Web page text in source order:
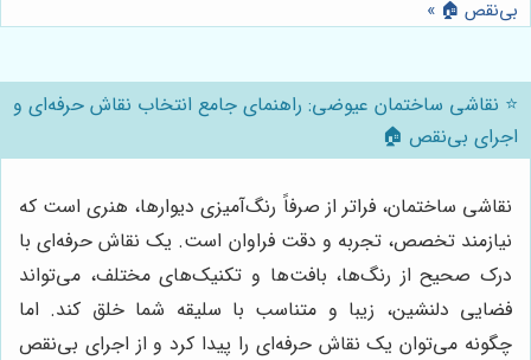
بی‌نقص 🏠 »
⭐️ نقاشی ساختمان عیوضی: راهنمای جامع انتخاب نقاش حرفه‌ای و
اجرای بی‌نقص 🏠
نقاشی ساختمان، فراتر از صرفاً رنگ‌آمیزی دیوارها، هنری است که
نیازمند تخصص، تجربه و دقت فراوان است. یک نقاش حرفه‌ای با
درک صحیح از رنگ‌ها، بافت‌ها و تکنیک‌های مختلف، می‌تواند
فضایی دلنشین، زیبا و متناسب با سلیقه شما خلق کند. اما
چگونه می‌توان یک نقاش حرفه‌ای را پیدا کرد و از اجرای بی‌نقص